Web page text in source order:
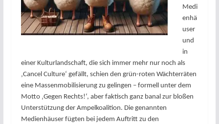
Medi
enhä
user
und
in
einer Kulturlandschaft, die sich immer mehr nur noch als
‚Cancel Culture‘ gefällt, schien den grün-roten Wächterräten
eine Massenmobilisierung zu gelingen – formell unter dem
Motto ‚Gegen Rechts!‘, aber faktisch ganz banal zur bloßen
Unterstützung der Ampelkoalition. Die genannten
Medienhäuser fügten bei jedem Auftritt zu den